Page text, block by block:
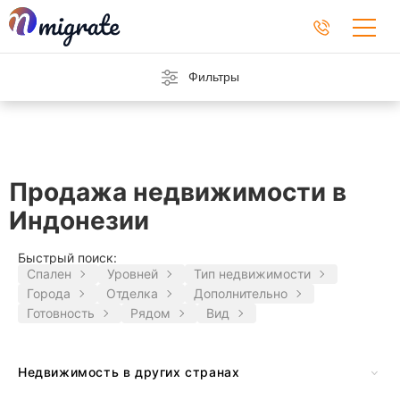
Фильтры
Продажа недвижимости в
Индонезии
Быстрый поиск:
Спален
Уровней
Тип недвижимости
Города
Отделка
Дополнительно
Готовность
Рядом Вид
Недвижимость в других странах